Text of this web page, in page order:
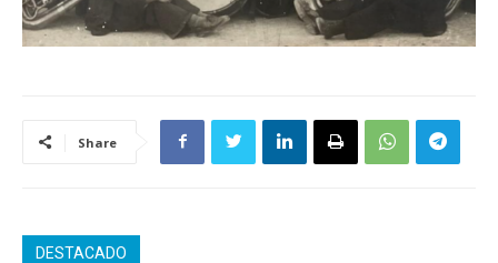
Share
DESTACADO